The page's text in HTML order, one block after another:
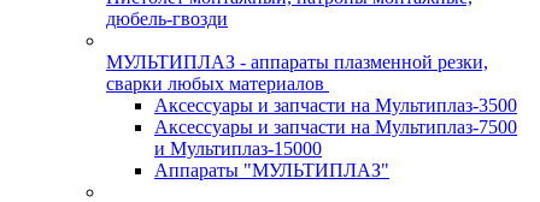
дюбель-гвозди
МУЛЬТИПЛАЗ - аппараты плазменной резки,
сварки любых материалов
Аксессуары и запчасти на Мультиплаз-3500
Аксессуары и запчасти на Мультиплаз-7500
и Мультиплаз-15000
Аппараты "МУЛЬТИПЛАЗ"